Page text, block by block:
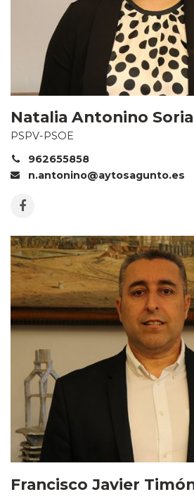
Natalia Antonino Soria
PSPV-PSOE
962655858
n.antonino@aytosagunto.es
Francisco Javier